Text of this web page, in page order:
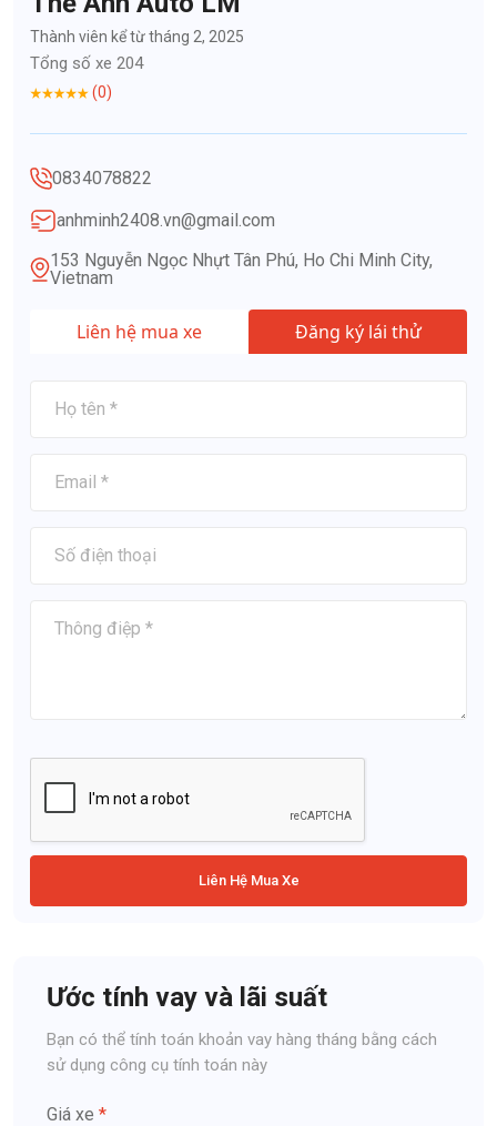
Thành viên kể từ tháng 2, 2025
Tổng số xe 204
(0)
0834078822
anhminh2408.vn@gmail.com
153 Nguyễn Ngọc Nhựt Tân Phú, Ho Chi Minh City,
Vietnam
Liên hệ mua xe Đăng ký lái thử
Liên Hệ Mua Xe
Ước tính vay và lãi suất
Bạn có thể tính toán khoản vay hàng tháng bằng cách
sử dụng công cụ tính toán này
Giá xe *